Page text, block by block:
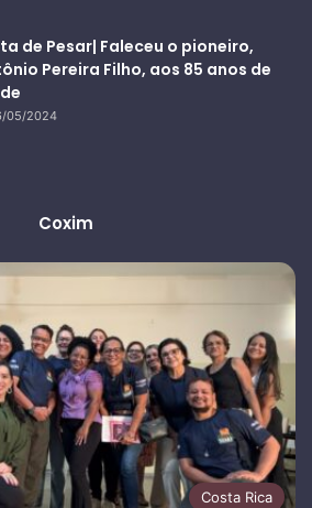
de Pesar| Faleceu o pioneiro,
Pereira Filho, aos 85 anos de
05/2024
Coxim
Costa Rica